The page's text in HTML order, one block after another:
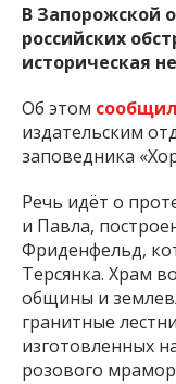
В Запорожской
российских
историческая
Об этом
издательским
заповедника
Речь идёт о
и Павла,
Фриденфельд,
Терсянка. Храм
общины и
гранитные
изготовленных
розового